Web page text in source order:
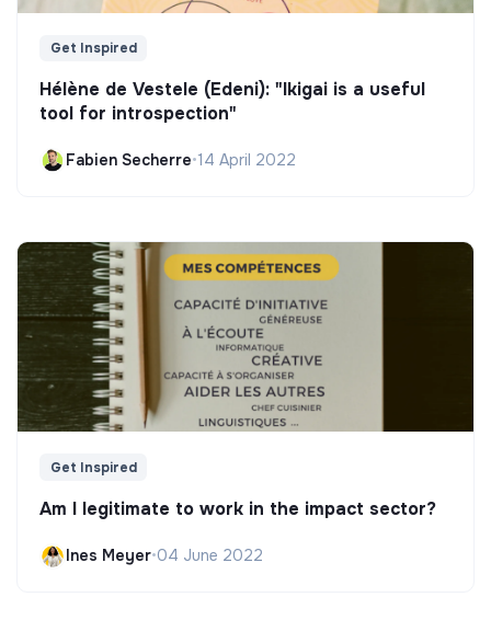
Get Inspired
Hélène de Vestele (Edeni): "Ikigai is a useful
tool for introspection"
Fabien Secherre•14 April 2022
Get Inspired
Am I legitimate to work in the impact sector?
Ines Meyer•04 June 2022